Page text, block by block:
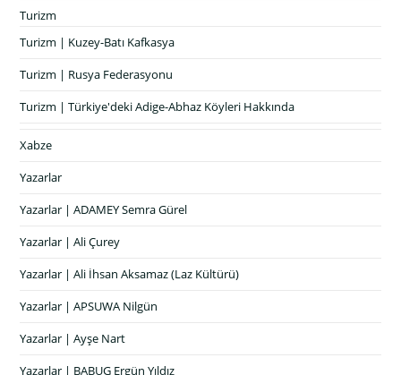
Turizm
Turizm | Kuzey-Batı Kafkasya
Turizm | Rusya Federasyonu
Turizm | Türkiye'deki Adige-Abhaz Köyleri Hakkında
Xabze
Yazarlar
Yazarlar | ADAMEY Semra Gürel
Yazarlar | Ali Çurey
Yazarlar | Ali İhsan Aksamaz (Laz Kültürü)
Yazarlar | APSUWA Nilgün
Yazarlar | Ayşe Nart
Yazarlar | BABUG Ergün Yıldız